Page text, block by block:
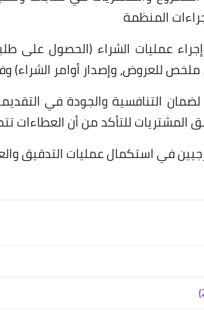
المنظمة
عمليات الشراء (الحصول على
للعروض، وإصدار أوامر الشراء)
التنافسية والجودة في
للتأكد من أن العطاءات تتم
في استكمال عمليات التدقيق